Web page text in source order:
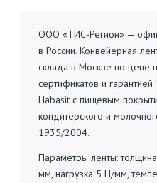
ООО «ТИС-Регион» —
в России. Конвейерная
склада в Москве по цене
сертификатов и
Habasit с пищевым
кондитерского и
1935/2004.
Параметры ленты:
мм, нагрузка 5 Н/мм,